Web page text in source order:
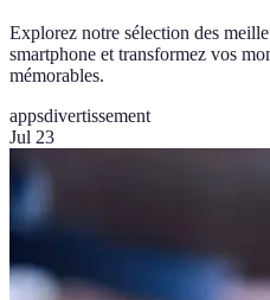
Explorez notre sélection des
smartphone et transformez vos
mémorables.
appsdivertissement
Jul 23